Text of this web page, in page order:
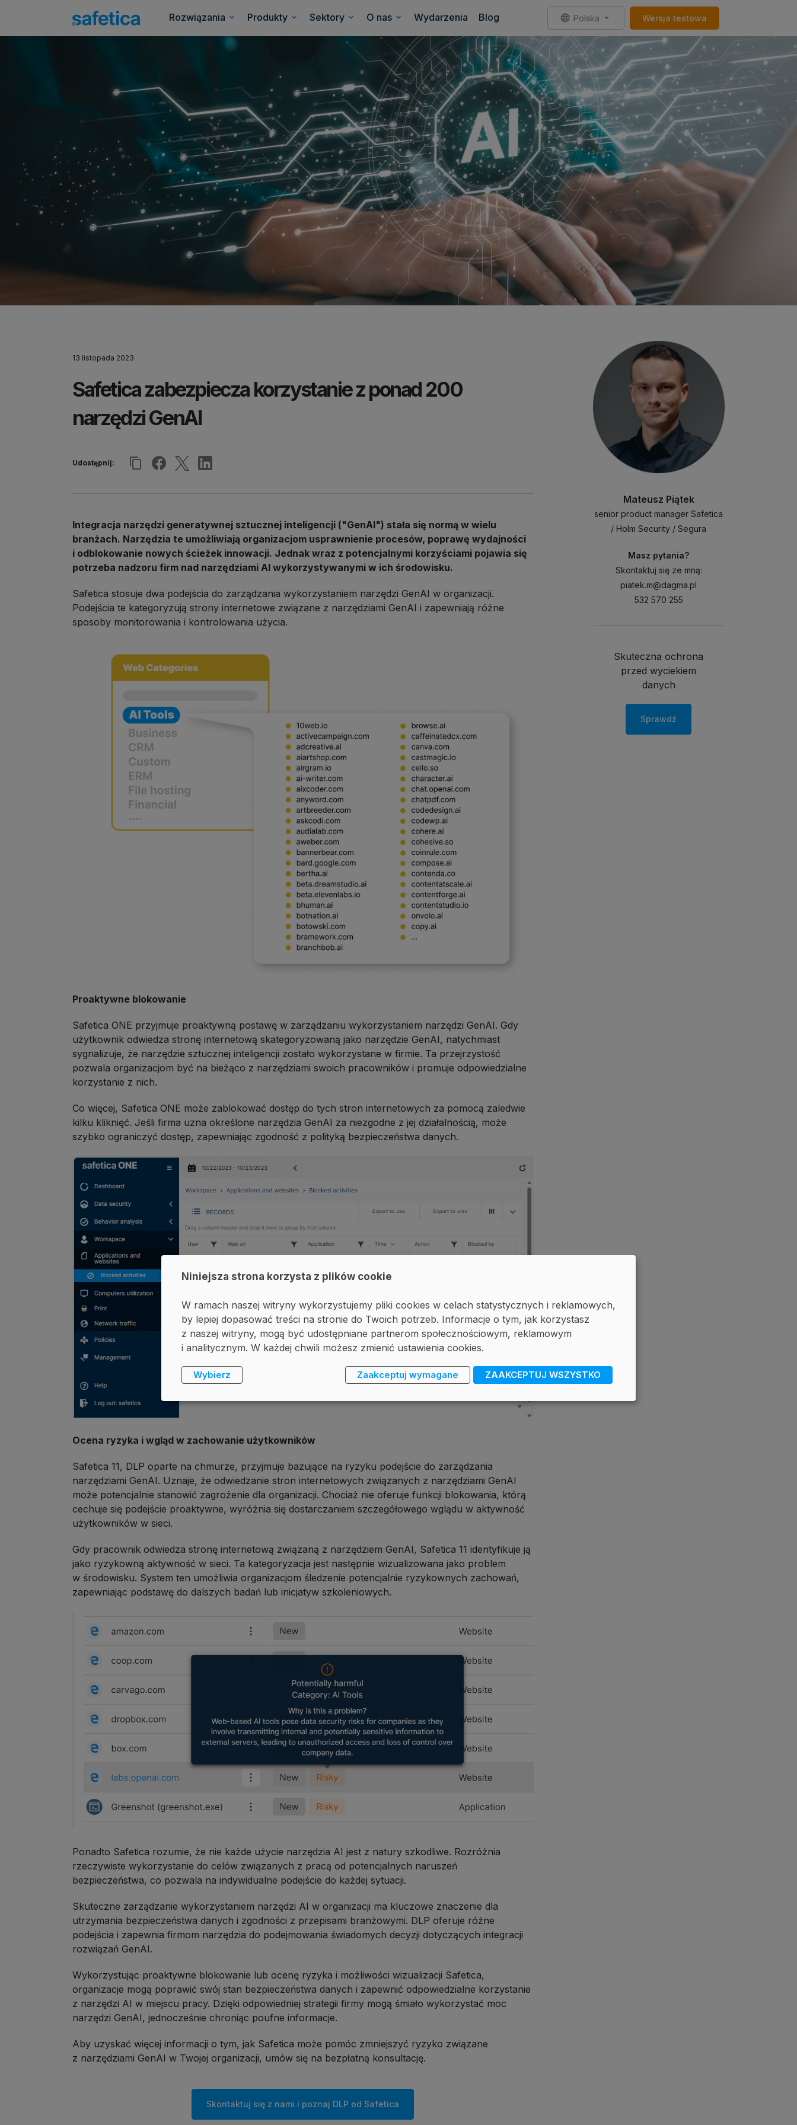
Rozwiązania Produkty Sektory O nas Wydarzenia Blog Wersja testowa
Polska
13 listopada 2023
Safetica zabezpiecza korzystanie z ponad 200
narzędzi GenAI
Udostępnij:
Integracja narzędzi generatywnej sztucznej inteligencji ("GenAI") stała się normą w wielu
branżach. Narzędzia te umożliwiają organizacjom usprawnienie procesów, poprawę wydajności
i odblokowanie nowych ścieżek innowacji. Jednak wraz z potencjalnymi korzyściami pojawia się
potrzeba nadzoru firm nad narzędziami AI wykorzystywanymi w ich środowisku.
Safetica stosuje dwa podejścia do zarządzania wykorzystaniem narzędzi GenAI w organizacji.
Podejścia te kategoryzują strony internetowe związane z narzędziami GenAI i zapewniają różne
sposoby monitorowania i kontrolowania użycia.
Proaktywne blokowanie
Safetica ONE przyjmuje proaktywną postawę w zarządzaniu wykorzystaniem narzędzi GenAI. Gdy
użytkownik odwiedza stronę internetową skategoryzowaną jako narzędzie GenAI, natychmiast
sygnalizuje, że narzędzie sztucznej inteligencji zostało wykorzystane w firmie. Ta przejrzystość
pozwala organizacjom być na bieżąco z narzędziami swoich pracowników i promuje odpowiedzialne
korzystanie z nich.
Co więcej, Safetica ONE może zablokować dostęp do tych stron internetowych za pomocą zaledwie
kilku kliknięć. Jeśli firma uzna określone narzędzia GenAI za niezgodne z jej działalnością, może
szybko ograniczyć dostęp, zapewniając zgodność z polityką bezpieczeństwa danych.
Ocena ryzyka i wgląd w zachowanie użytkowników
Safetica 11, DLP oparte na chmurze, przyjmuje bazujące na ryzyku podejście do zarządzania
narzędziami GenAI. Uznaje, że odwiedzanie stron internetowych związanych z narzędziami GenAI
może potencjalnie stanowić zagrożenie dla organizacji. Chociaż nie oferuje funkcji blokowania, którą
cechuje się podejście proaktywne, wyróżnia się dostarczaniem szczegółowego wglądu w aktywność
użytkowników w sieci.
Gdy pracownik odwiedza stronę internetową związaną z narzędziem GenAI, Safetica 11 identyfikuje ją
jako ryzykowną aktywność w sieci. Ta kategoryzacja jest następnie wizualizowana jako problem
w środowisku. System ten umożliwia organizacjom śledzenie potencjalnie ryzykownych zachowań,
zapewniając podstawę do dalszych badań lub inicjatyw szkoleniowych.
Ponadto Safetica rozumie, że nie każde użycie narzędzia AI jest z natury szkodliwe. Rozróżnia
rzeczywiste wykorzystanie do celów związanych z pracą od potencjalnych naruszeń
bezpieczeństwa, co pozwala na indywidualne podejście do każdej sytuacji.
Skuteczne zarządzanie wykorzystaniem narzędzi AI w organizacji ma kluczowe znaczenie dla
utrzymania bezpieczeństwa danych i zgodności z przepisami branżowymi. DLP oferuje różne
podejścia i zapewnia firmom narzędzia do podejmowania świadomych decyzji dotyczących integracji
rozwiązań GenAI.
Wykorzystując proaktywne blokowanie lub ocenę ryzyka i możliwości wizualizacji Safetica,
organizacje mogą poprawić swój stan bezpieczeństwa danych i zapewnić odpowiedzialne korzystanie
z narzędzi AI w miejscu pracy. Dzięki odpowiedniej strategii firmy mogą śmiało wykorzystać moc
narzędzi GenAI, jednocześnie chroniąc poufne informacje.
Aby uzyskać więcej informacji o tym, jak Safetica może pomóc zmniejszyć ryzyko związane
z narzędziami GenAI w Twojej organizacji, umów się na bezpłatną konsultację.
Skontaktuj się z nami i poznaj DLP od Safetica
Mateusz Piątek
senior product manager Safetica
/ Holm Security / Segura
Masz pytania?
Skontaktuj się ze mną:
piatek.m@dagma.pl
532 570 255
Skuteczna ochrona
przed wyciekiem
danych
Sprawdź
Niniejsza strona korzysta z plików cookie
W ramach naszej witryny wykorzystujemy pliki cookies w celach statystycznych i reklamowych,
by lepiej dopasować treści na stronie do Twoich potrzeb. Informacje o tym, jak korzystasz
z naszej witryny, mogą być udostępniane partnerom społecznościowym, reklamowym
i analitycznym. W każdej chwili możesz zmienić ustawienia cookies.
Wybierz Zaakceptuj wymagane ZAAKCEPTUJ WSZYSTKO